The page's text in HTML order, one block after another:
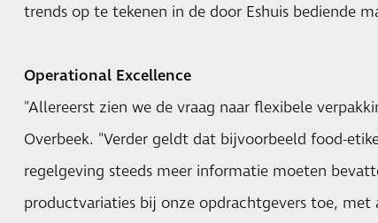
trends op te tekenen in de door Eshuis bediende
Operational Excellence
"Allereerst zien we de vraag naar flexibele
Overbeek. "Verder geldt dat bijvoorbeeld food-
regelgeving steeds meer informatie moeten
productvariaties bij onze opdrachtgevers toe, met